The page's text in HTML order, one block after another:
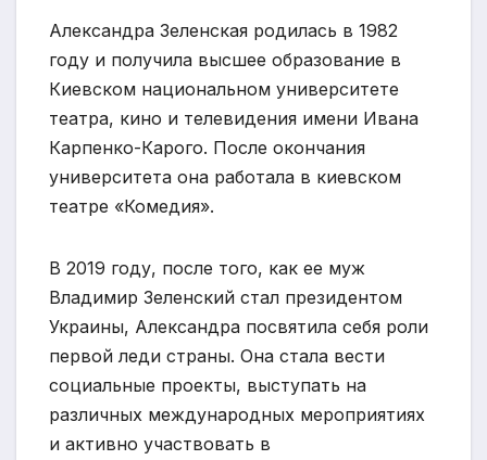
Александра Зеленская родилась в 1982
году и получила высшее образование в
Киевском национальном университете
театра, кино и телевидения имени Ивана
Карпенко-Карого. После окончания
университета она работала в киевском
театре «Комедия».
В 2019 году, после того, как ее муж
Владимир Зеленский стал президентом
Украины, Александра посвятила себя роли
первой леди страны. Она стала вести
социальные проекты, выступать на
различных международных мероприятиях
и активно участвовать в